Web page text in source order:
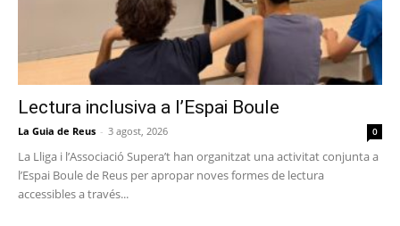
Lectura inclusiva a l’Espai Boule
La Guia de Reus - 3 agost, 2026 0
La Lliga i l’Associació Supera’t han organitzat una activitat conjunta a
l’Espai Boule de Reus per apropar noves formes de lectura
accessibles a través...